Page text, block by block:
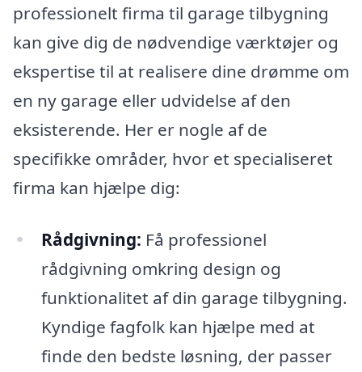
professionelt firma til garage tilbygning
kan give dig de nødvendige værktøjer og
ekspertise til at realisere dine drømme om
en ny garage eller udvidelse af den
eksisterende. Her er nogle af de
specifikke områder, hvor et specialiseret
firma kan hjælpe dig:
Rådgivning: Få professionel
rådgivning omkring design og
funktionalitet af din garage tilbygning.
Kyndige fagfolk kan hjælpe med at
finde den bedste løsning, der passer